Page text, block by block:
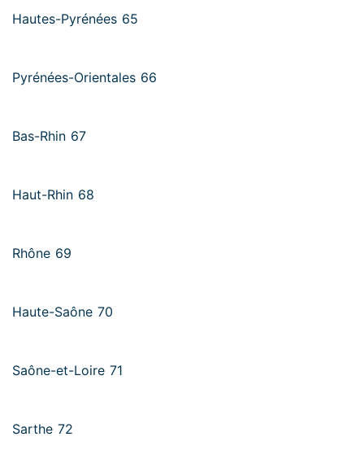
Hautes-Pyrénées 65
Pyrénées-Orientales 66
Bas-Rhin 67
Haut-Rhin 68
Rhône 69
Haute-Saône 70
Saône-et-Loire 71
Sarthe 72